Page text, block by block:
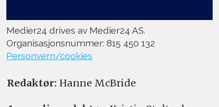
Medier24 drives av Medier24 AS.
Organisasjonsnummer: 815 450 132
Personvern/cookies
Redaktør: Hanne McBride